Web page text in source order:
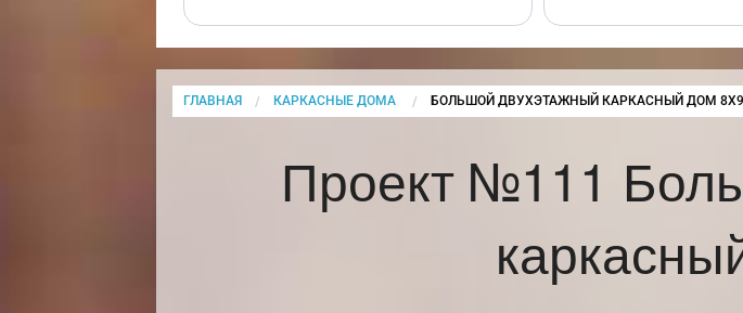
ГЛАВНАЯ КАРКАСНЫЕ ДОМА CURRENT:
БОЛЬШОЙ ДВУХЭТАЖНЫЙ КАРКАСНЫЙ ДОМ 8Х9
Проект №111